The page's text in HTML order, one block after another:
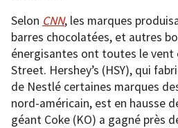
Selon CNN, les marques
barres chocolatées, et autres
énergisantes ont toutes le vent
Street. Hershey’s (HSY), qui
de Nestlé certaines marques
nord-américain, est en hausse
géant Coke (KO) a gagné près